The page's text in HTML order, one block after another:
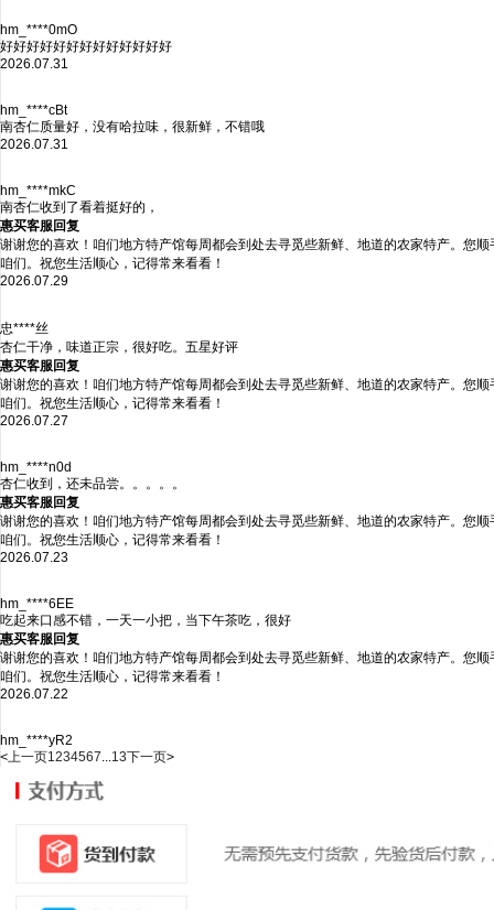
hm_****0mO
好好好好好好好好好好好好好
2026.07.31
hm_****cBt
南杏仁质量好，没有哈拉味，很新鲜，不错哦
2026.07.31
hm_****mkC
南杏仁收到了看着挺好的，
惠买客服回复
谢谢您的喜欢！咱们地方特产馆每周都会到处去寻觅些新鲜、地道的农家特产。您
咱们。祝您生活顺心，记得常来看看！
2026.07.29
忠****丝
杏仁干净，味道正宗，很好吃。五星好评
惠买客服回复
谢谢您的喜欢！咱们地方特产馆每周都会到处去寻觅些新鲜、地道的农家特产。您
咱们。祝您生活顺心，记得常来看看！
2026.07.27
hm_****n0d
杏仁收到，还未品尝。。。。。
惠买客服回复
谢谢您的喜欢！咱们地方特产馆每周都会到处去寻觅些新鲜、地道的农家特产。您
咱们。祝您生活顺心，记得常来看看！
2026.07.23
hm_****6EE
吃起来口感不错，一天一小把，当下午茶吃，很好
惠买客服回复
谢谢您的喜欢！咱们地方特产馆每周都会到处去寻觅些新鲜、地道的农家特产。您
咱们。祝您生活顺心，记得常来看看！
2026.07.22
hm_****yR2
< 上一页1 234567 13下一页>